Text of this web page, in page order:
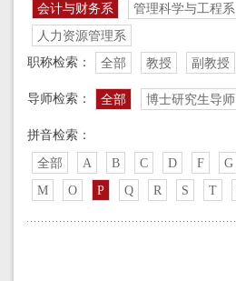
会计与财务系
管理科学与工程系
人力资源管理系
职称检索：
全部 教授 副教授
导师检索： 全部 博士研究生导师
拼音检索：
全部 A B C D F G
M
O P Q R S T